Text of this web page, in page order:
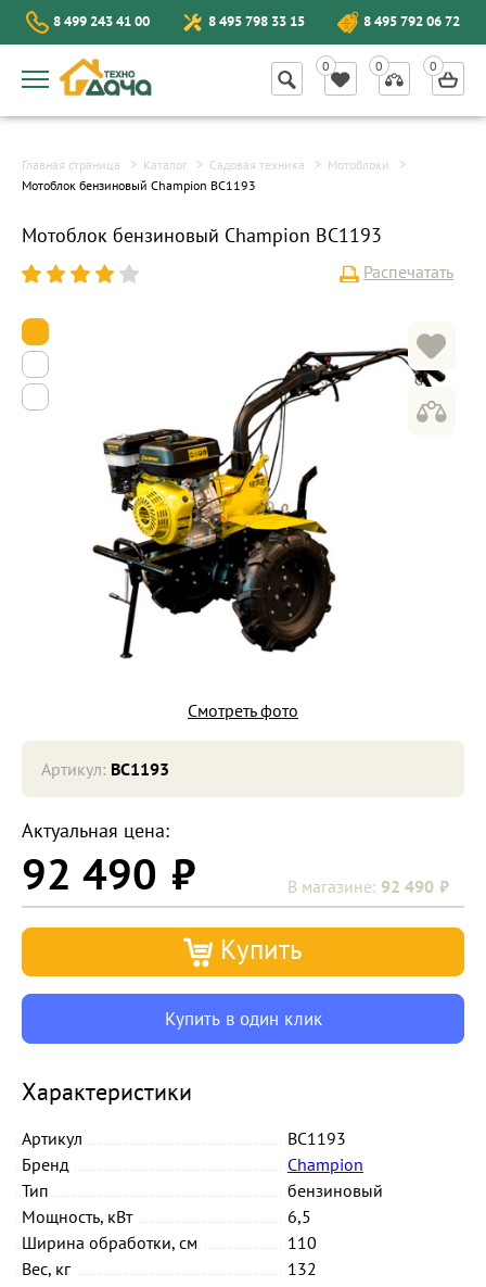
8 499 243 41 00 8 495 798 33 15 8 495 792 06 72
Главная страница Каталог Садовая техника
Мотоблоки
Мотоблок бензиновый Champion ВC1193
Мотоблок бензиновый Champion ВC1193
Распечатать
Смотреть фото
Актуальная цена:
92 490 92 490
Купить
Купить в один клик
Характеристики
Артикул
BC1193
Бренд
Champion
Тип
бензиновый
Мощность, кВт
6,5
Ширина обработки, см
110
Вес, кг
132
Артикул: BC1193